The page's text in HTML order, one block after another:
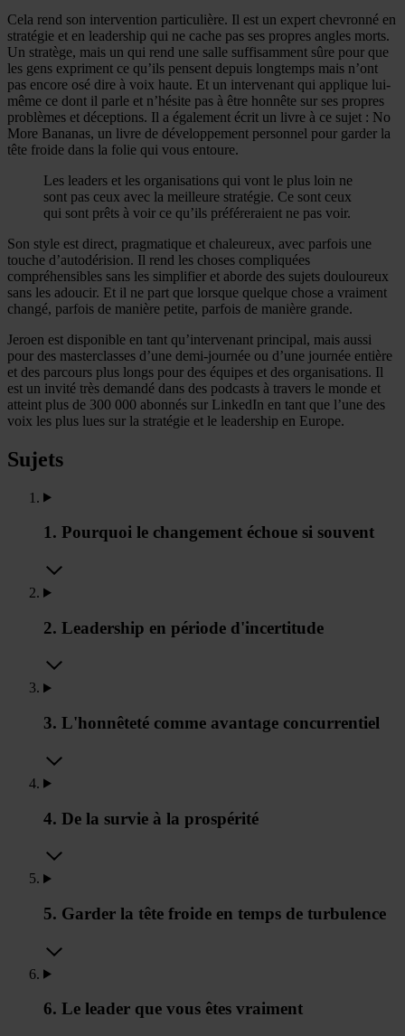
Cela rend son intervention particulière. Il est un expert chevronné en
stratégie et en leadership qui ne cache pas ses propres angles morts.
Un stratège, mais un qui rend une salle suffisamment sûre pour que
les gens expriment ce qu’ils pensent depuis longtemps mais n’ont
pas encore osé dire à voix haute. Et un intervenant qui applique lui-
même ce dont il parle et n’hésite pas à être honnête sur ses propres
problèmes et déceptions. Il a également écrit un livre à ce sujet : No
More Bananas, un livre de développement personnel pour garder la
tête froide dans la folie qui vous entoure.
Les leaders et les organisations qui vont le plus loin ne
sont pas ceux avec la meilleure stratégie. Ce sont ceux
qui sont prêts à voir ce qu’ils préféreraient ne pas voir.
Son style est direct, pragmatique et chaleureux, avec parfois une
touche d’autodérision. Il rend les choses compliquées
compréhensibles sans les simplifier et aborde des sujets douloureux
sans les adoucir. Et il ne part que lorsque quelque chose a vraiment
changé, parfois de manière petite, parfois de manière grande.
Jeroen est disponible en tant qu’intervenant principal, mais aussi
pour des masterclasses d’une demi-journée ou d’une journée entière
et des parcours plus longs pour des équipes et des organisations. Il
est un invité très demandé dans des podcasts à travers le monde et
atteint plus de 300 000 abonnés sur LinkedIn en tant que l’une des
voix les plus lues sur la stratégie et le leadership en Europe.
Sujets
1. Pourquoi le changement échoue si souvent
2. Leadership en période d'incertitude
3. L'honnêteté comme avantage concurrentiel
4. De la survie à la prospérité
5. Garder la tête froide en temps de turbulence
6. Le leader que vous êtes vraiment